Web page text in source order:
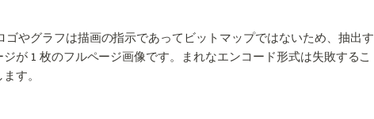
ゴやグラフは描画の指示であってビットマップではないため、抽出す
が 1 枚のフルページ画像です。まれなエンコード形式は失敗するこ
す。